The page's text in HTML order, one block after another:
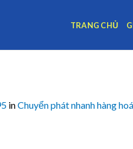
TRANG CHỦ
inChuyển phát nhanh hàng